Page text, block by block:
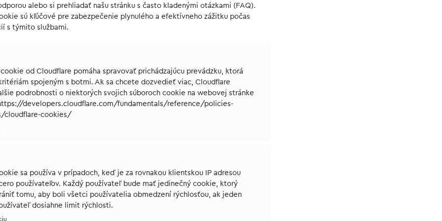
alebo si prehliadať našu stránku s často kladenými otázkami (FAQ).
sú kľúčové pre zabezpečenie plynulého a efektívneho zážitku počas
s týmito službami.
od Cloudflare pomáha spravovať prichádzajúcu prevádzku, ktorá
spojeným s botmi. Ak sa chcete dozvedieť viac, Cloudflare
podrobnosti o niektorých svojich súboroch cookie na webovej stránke
developers.cloudflare.com/fundamentals/reference/policies-
cloudflare-cookies/
sa používa v prípadoch, keď je za rovnakou klientskou IP adresou
používateľov. Každý používateľ bude mať jedinečný cookie, ktorý
tomu, aby boli všetci používatelia obmedzení rýchlosťou, ak jeden
dosiahne limit rýchlosti.